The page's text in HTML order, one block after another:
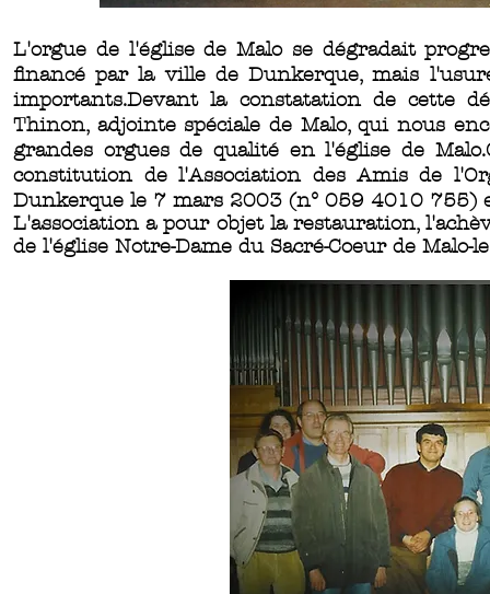
L'orgue de l'église de Malo se dégradait
financé par la ville de Dunkerque, mais
importants.Devant la constatation de cette
Thinon, adjointe spéciale de Malo, qui nous
grandes orgues de qualité en l'église de
constitution de l'Association des Amis de
Dunkerque le 7 mars 2003 (n° 059 4010
L'association a pour objet la restauration,
de l'église Notre-Dame du Sacré-Coeur de Malo-